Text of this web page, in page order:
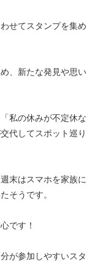
せてスタンプを集め
、新たな発見や思い
私の休みが不定休な
代してスポット巡り
末はスマホを家族に
そうです。
です！
が参加しやすいスタ